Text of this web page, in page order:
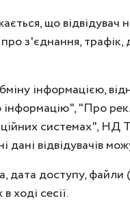
що
з'єднання, трафік,
інформацією,
"Про
системах", НД
відвідувачів
доступу, файли
ході сесії.